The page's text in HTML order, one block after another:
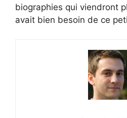
biographies qui viendront
avait bien besoin de ce